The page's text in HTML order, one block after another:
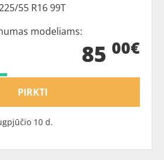
55 R16 99T
modeliams:
85 00€
PIRKTI
10 d.